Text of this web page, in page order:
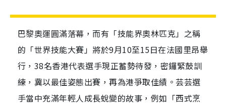
巴黎奧運圓滿落幕，而有「技能界奧林匹克」之稱
的「世界技能大賽」將於9月10至15日在法國里昂舉
行，38名香港代表選手現正蓄勢待發，密鑼緊鼓訓
練，冀以最佳姿態出賽，再為港爭取佳績。芸芸選
手當中充滿年輕人成長蛻變的故事，例如「西式烹